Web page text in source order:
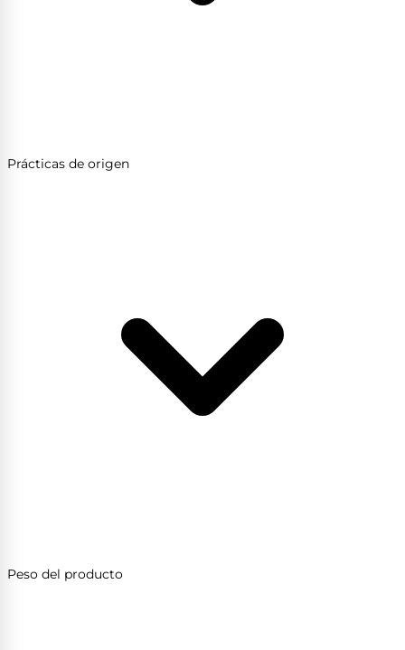
Prácticas de origen
Peso del producto